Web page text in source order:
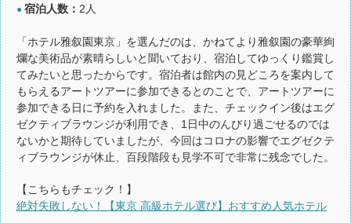
● 宿泊人数： 2人
「ホテル雅叙園東京」を選んだのは、かねてより雅叙園の豪華絢
爛な美術品が素晴らしいと聞いており、宿泊してゆっくり鑑賞し
てみたいと思ったからです。宿泊者は館内の見どころを案内して
もらえるアートツアーに参加できるとのことで、アートツアーに
参加できる日に予約を入れました。また、チェックイン後はエグ
ゼクティブラウンジが利用でき、1日中のんびり過ごせるのでは
ないかと期待していましたが、今回はコロナの影響でエグゼクテ
ィブラウンジが休止、百段階段も見学不可で非常に残念でした。
【こちらもチェック！】
絶対失敗しない！【東京 高級ホテル選び】おすすめ人気ホテル